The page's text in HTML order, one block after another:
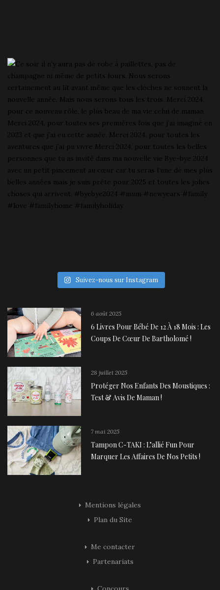
Suivez-nous sur Instagram
6 août 2025
6 Livres Pour Bébé De 12 À 18 Mois : Les
Coups De Cœur De Bartholomé !
28 juillet 2025
Protéger Nos Enfants Des Moustiques :
Test & Avis De Maman !
7 mai 2025
Tampon C-TAKI : L’allié Fun Pour
Marquer Les Affaires De Nos Petits !
Mentions légales
Plan du Site
Me contacter
Partenariats